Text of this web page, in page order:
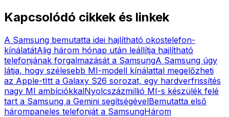
Kapcsolódó cikkek és linkek
A Samsung bemutatta idei hajlítható okostelefon-
kínálatátAlig három hónap után leállítja hajlítható
telefonjának forgalmazását a SamsungA Samsung úgy
látja, hogy szélesebb MI-modell kínálattal megelőzheti
az Apple-tItt a Galaxy S26 sorozat, egy hardverfrissítés
nagy MI ambíciókkalNyolcszázmillió MI-s készülék felé
tart a Samsung a Gemini segítségévelBemutatta első
hárompaneles telefonját a SamsungHárom